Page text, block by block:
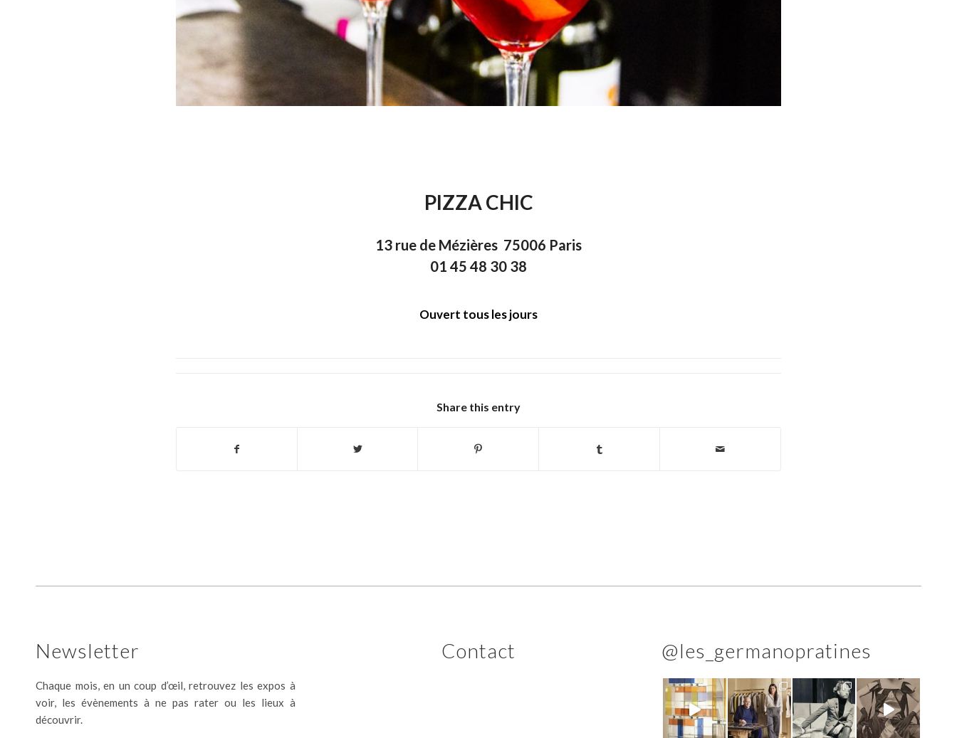
PIZZA CHIC
13 rue de Mézières 75006 Paris
01 45 48 30 38
Ouvert tous les jours
Share this entry
Newsletter
Chaque mois, en un coup d’œil, retrouvez les expos à
voir, les évènements à ne pas rater ou les lieux à
découvrir.
Contact @les_germanopratines